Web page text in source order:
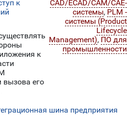
к
к
вызова его
CAD/ECAD/CAM/CAE-
системы, PLM -
системы (Product
Lifecycle
Management), ПО для
промышленности
шина предприятия